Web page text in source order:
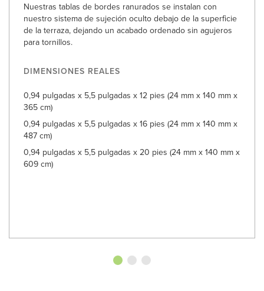
Nuestras tablas de bordes ranurados se instalan con
nuestro sistema de sujeción oculto debajo de la superficie
de la terraza, dejando un acabado ordenado sin agujeros
para tornillos.
DIMENSIONES REALES
0,94 pulgadas x 5,5 pulgadas x 12 pies (24 mm x 140 mm x
365 cm)
0,94 pulgadas x 5,5 pulgadas x 16 pies (24 mm x 140 mm x
487 cm)
0,94 pulgadas x 5,5 pulgadas x 20 pies (24 mm x 140 mm x
609 cm)